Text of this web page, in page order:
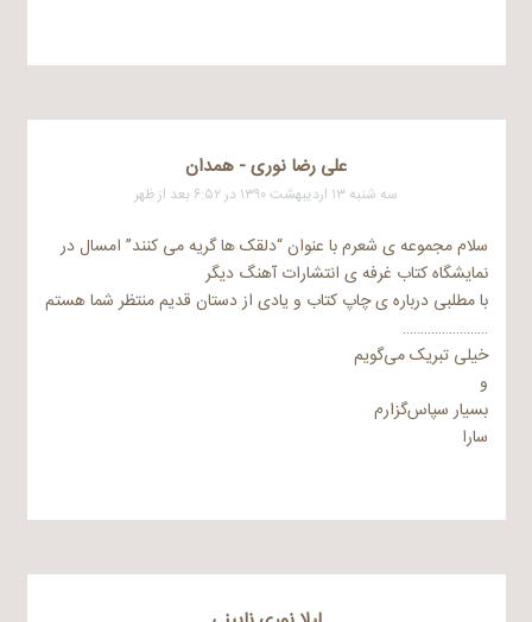
علی رضا نوری - همدان
سه شنبه ۱۳ اردیبهشت ۱۳۹۰ در ۶:۵۲ بعد از ظهر
سلام مجموعه ی شعرم با عنوان “دلقک ها گریه می کنند” امسال در
نمایشگاه کتاب غرفه ی انتشارات آهنگ دیگر
با مطلبی درباره ی چاپ کتاب و یادی از دستان قدیم منتظر شما هستم
……………………
خیلی تبریک می‌گویم
و
بسیار سپاس‌گزارم
سارا